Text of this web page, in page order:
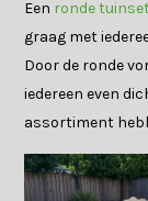
Een ronde tuinset
graag met
Door de ronde
iedereen even
assortiment